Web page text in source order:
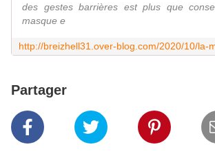
des gestes barrières est plus que
masque e
Partager